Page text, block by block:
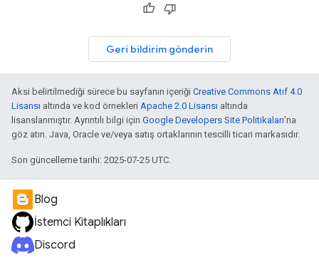
Geri bildirim gönderin
Aksi belirtilmediği sürece bu sayfanın içeriği Creative Commons Atıf 4.0
Lisansı altında ve kod örnekleri Apache 2.0 Lisansı altında
lisanslanmıştır. Ayrıntılı bilgi için Google Developers Site Politikaları'na
göz atın. Java, Oracle ve/veya satış ortaklarının tescilli ticari markasıdır.
Son güncelleme tarihi: 2025-07-25 UTC.
Blog
İstemci Kitaplıkları
Discord